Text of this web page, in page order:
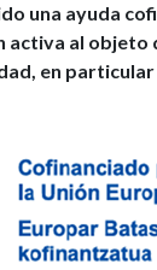
una ayuda
activa al
en